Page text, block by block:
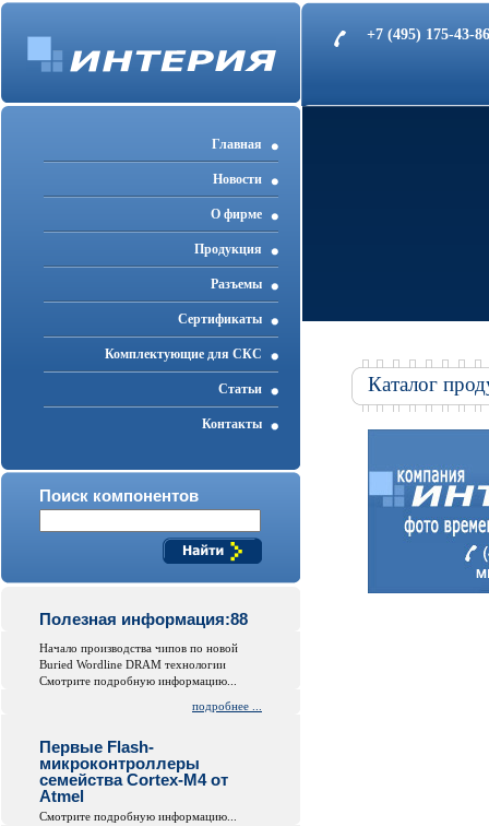
+7 (495) 175-43-
Главная
Новости
О фирме
Продукция
Разъемы
Cертификаты
Комплектующие для СКС
Статьи
Контакты
Поиск компонентов
Полезная информация:88
Начало производства чипов по новой
Buried Wordline DRAM технологии
Смотрите подробную информацию...
подробнее ...
Первые Flash-
микроконтроллеры
семейства Cortex-M4 от
Atmel
Смотрите подробную информацию...
Каталог